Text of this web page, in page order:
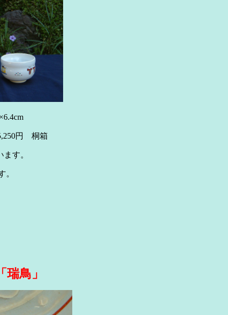
桐箱
す。
。
瑞鳥」